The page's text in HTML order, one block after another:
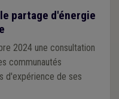
partage d'énergie
2024 une consultation
communautés
d'expérience de ses